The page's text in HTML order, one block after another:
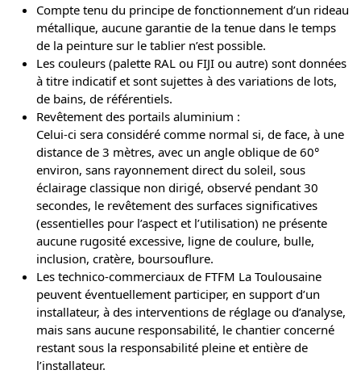
Compte tenu du principe de fonctionnement d’un rideau
métallique, aucune garantie de la tenue dans le temps
de la peinture sur le tablier n’est possible.
Les couleurs (palette RAL ou FIJI ou autre) sont données
à titre indicatif et sont sujettes à des variations de lots,
de bains, de référentiels.
Revêtement des portails aluminium :
Celui-ci sera considéré comme normal si, de face, à une
distance de 3 mètres, avec un angle oblique de 60°
environ, sans rayonnement direct du soleil, sous
éclairage classique non dirigé, observé pendant 30
secondes, le revêtement des surfaces significatives
(essentielles pour l’aspect et l’utilisation) ne présente
aucune rugosité excessive, ligne de coulure, bulle,
inclusion, cratère, boursouflure.
Les technico-commerciaux de FTFM La Toulousaine
peuvent éventuellement participer, en support d’un
installateur, à des interventions de réglage ou d’analyse,
mais sans aucune responsabilité, le chantier concerné
restant sous la responsabilité pleine et entière de
l’installateur.